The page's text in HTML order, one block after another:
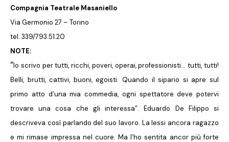
Compagnia Teatrale Masaniello
Via Germonio 27 – Torino
tel. 339/793.51.20
NOTE:
“Io scrivo per tutti, ricchi, poveri, operai, professionisti… tutti, tutti!
Belli, brutti, cattivi, buoni, egoisti. Quando il sipario si apre sul
primo atto d’una mia commedia, ogni spettatore deve potervi
trovare una cosa che gli interessa”. Eduardo De Filippo si
descriveva così parlando del suo lavoro. La lessi ancora ragazzo
e mi rimase impressa nel cuore. Ma l’ho sentita ancor più forte